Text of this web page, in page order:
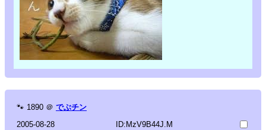
🐾 1890 ＠ でぶチン
2005-08-28
ID:MzV9B44J.M